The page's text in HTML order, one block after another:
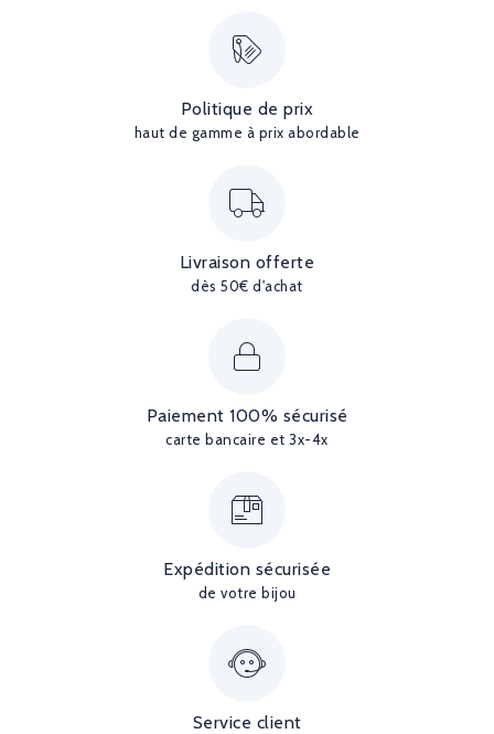
Politique de prix
haut de gamme à prix abordable
Livraison offerte
dès 50€ d'achat
Paiement 100% sécurisé
carte bancaire et 3x-4x
Expédition sécurisée
de votre bijou
Service client